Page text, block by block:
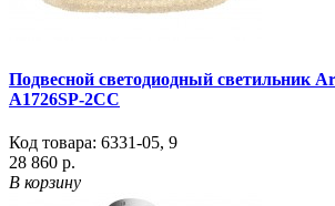
Подвесной светодиодный светильник
A1726SP-2CC
Код товара: 6331-05, 9
28 860 р.
В корзину